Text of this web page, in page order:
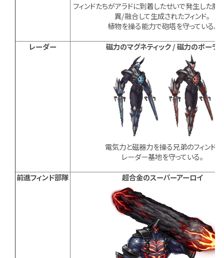
フィンドたちがアラドに到着したせいで発生した魔
異/融合して生成されたフィンド。
植物を操る能力で砲塔を守っている。
レーダー
磁力のマグネティック / 磁力のポーラ
電気力と磁器力を操る兄弟のフィンド。
レーダー基地を守っている。
前進フィンド部隊
超合金のスーパーアーロイ